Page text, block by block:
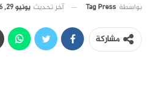
بواسطة Tag Press آخر تحديث يونيو 29, 2026
مشاركة